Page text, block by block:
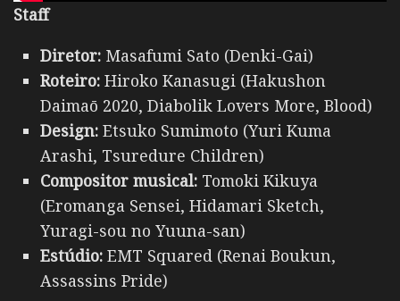
Staff
Diretor: Masafumi Sato (Denki-Gai)
Roteiro: Hiroko Kanasugi (Hakushon
Daimaō 2020, Diabolik Lovers More, Blood)
Design: Etsuko Sumimoto (Yuri Kuma
Arashi, Tsuredure Children)
Compositor musical: Tomoki Kikuya
(Eromanga Sensei, Hidamari Sketch,
Yuragi-sou no Yuuna-san)
Estúdio: EMT Squared (Renai Boukun,
Assassins Pride)